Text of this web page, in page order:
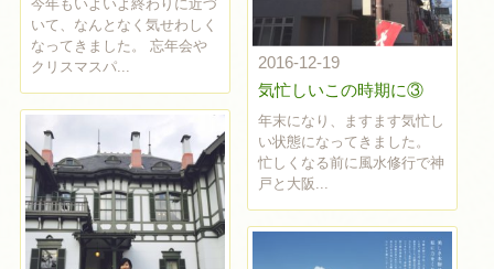
今年もいよいよ終わりに近づ
いて、なんとなく気せわしく
なってきました。 忘年会や
クリスマスパ...
2016-12-19
気忙しいこの時期に③
年末になり、ますます気忙し
い状態になってきました。
忙しくなる前に風水修行で神
戸と大阪...